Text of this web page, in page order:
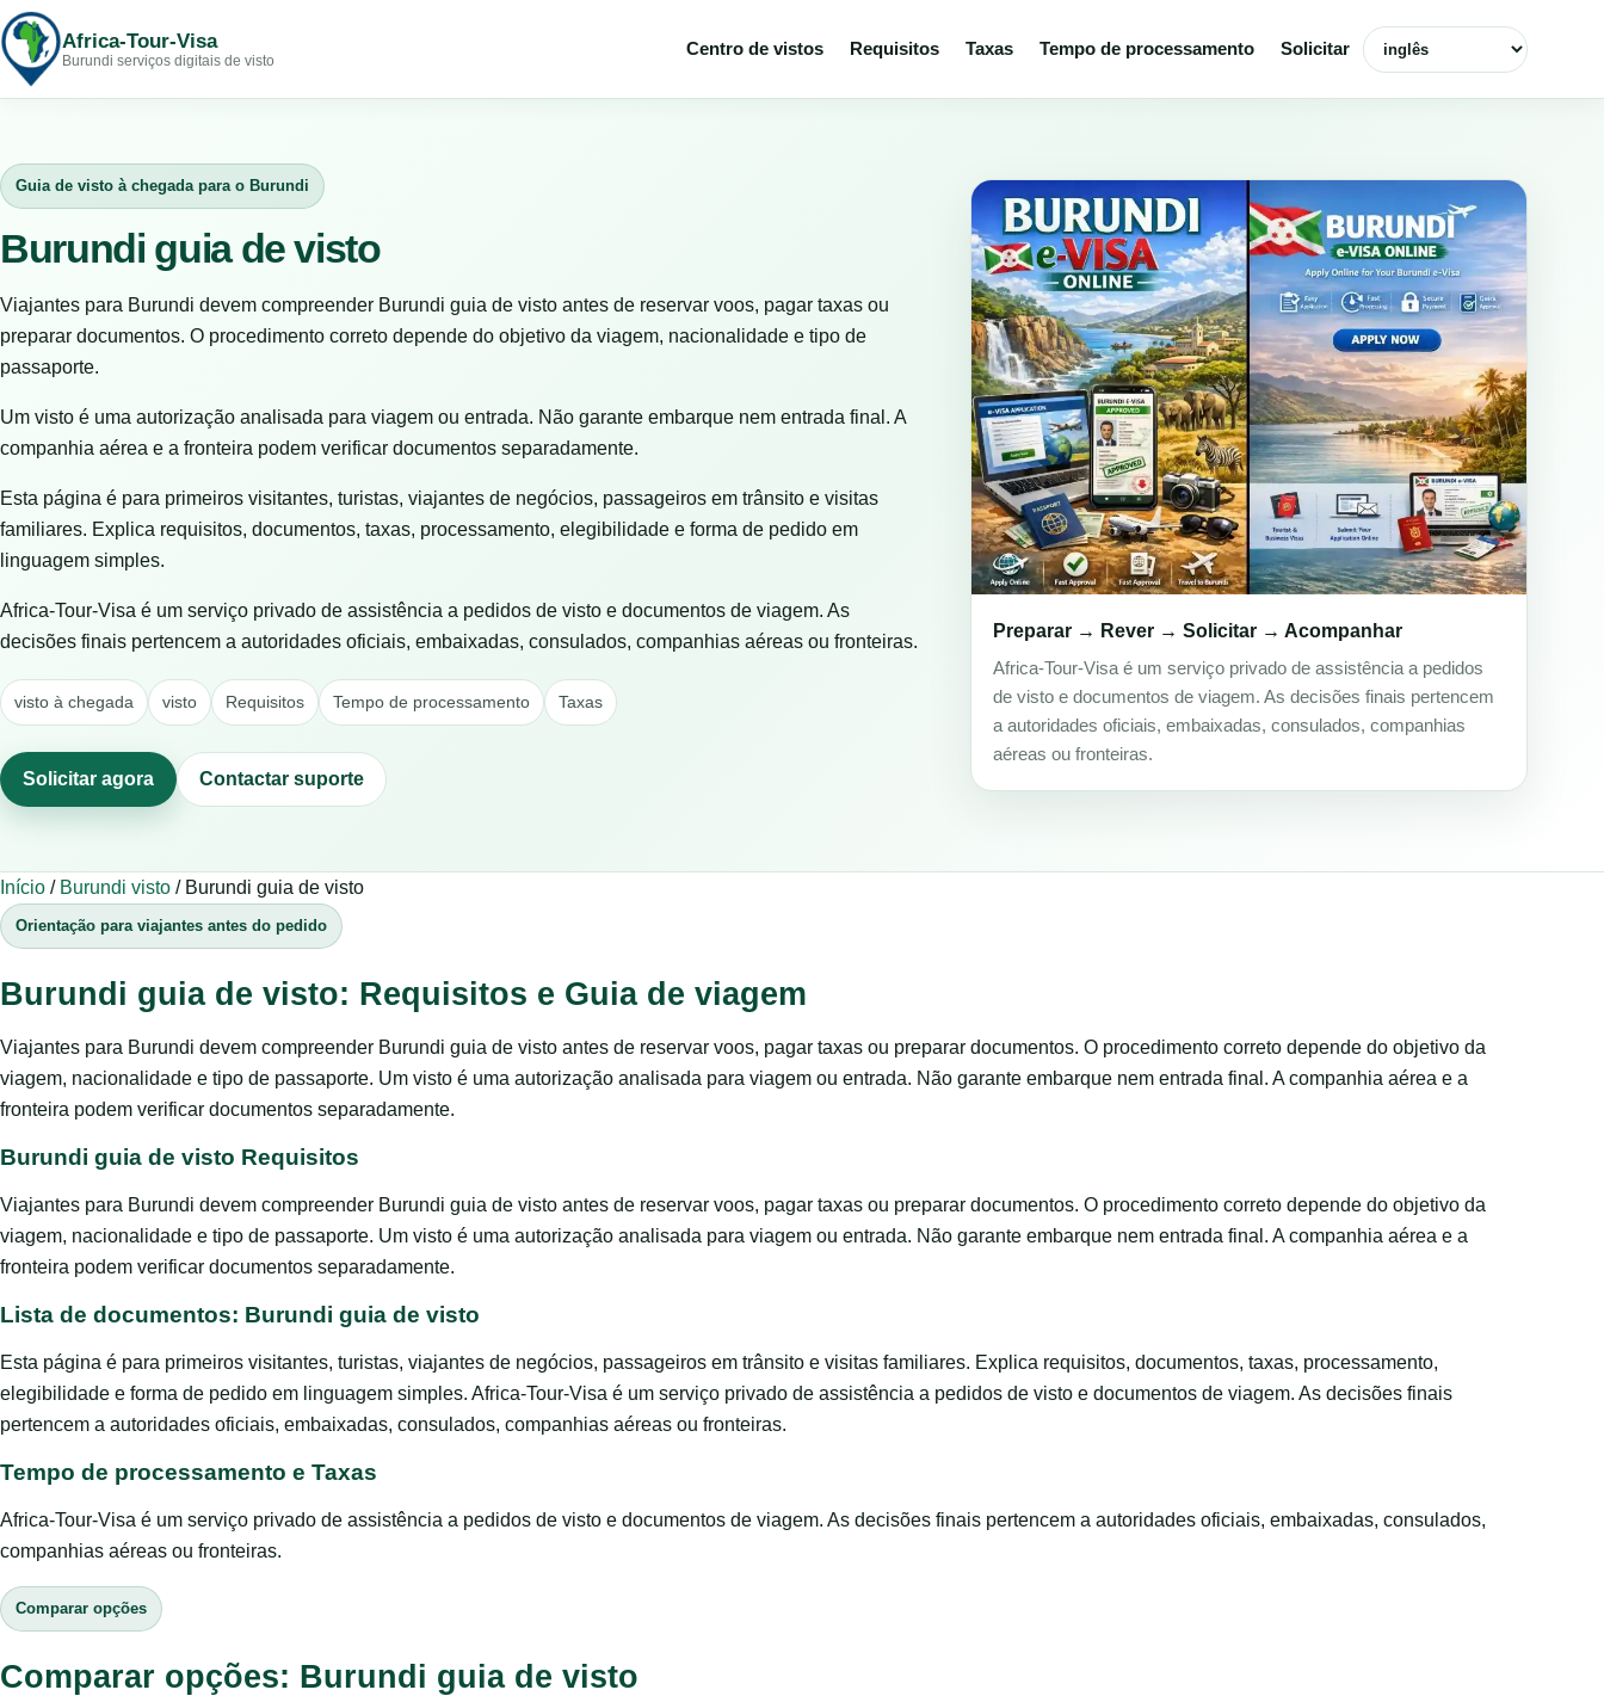
Africa-Tour-Visa
Burundi serviços digitais de visto
Centro de vistos Requisitos Taxas Tempo de processamento Solicitar Selecionar idioma
Guia de visto à chegada para o Burundi
Burundi guia de visto
Viajantes para Burundi devem compreender Burundi guia de visto antes de reservar voos, pagar taxas ou
preparar documentos. O procedimento correto depende do objetivo da viagem, nacionalidade e tipo de
passaporte.
Um visto é uma autorização analisada para viagem ou entrada. Não garante embarque nem entrada final. A
companhia aérea e a fronteira podem verificar documentos separadamente.
Esta página é para primeiros visitantes, turistas, viajantes de negócios, passageiros em trânsito e visitas
familiares. Explica requisitos, documentos, taxas, processamento, elegibilidade e forma de pedido em
linguagem simples.
Africa-Tour-Visa é um serviço privado de assistência a pedidos de visto e documentos de viagem. As
decisões finais pertencem a autoridades oficiais, embaixadas, consulados, companhias aéreas ou fronteiras.
visto à chegada visto Requisitos Tempo de processamento Taxas
Solicitar agora Contactar suporte
Preparar → Rever → Solicitar → Acompanhar
Africa-Tour-Visa é um serviço privado de assistência a pedidos
de visto e documentos de viagem. As decisões finais pertencem
a autoridades oficiais, embaixadas, consulados, companhias
aéreas ou fronteiras.
Início / Burundi visto / Burundi guia de visto
Orientação para viajantes antes do pedido
Burundi guia de visto: Requisitos e Guia de viagem
Viajantes para Burundi devem compreender Burundi guia de visto antes de reservar voos, pagar taxas ou preparar documentos. O procedimento correto depende do objetivo da
viagem, nacionalidade e tipo de passaporte. Um visto é uma autorização analisada para viagem ou entrada. Não garante embarque nem entrada final. A companhia aérea e a
fronteira podem verificar documentos separadamente.
Burundi guia de visto Requisitos
Viajantes para Burundi devem compreender Burundi guia de visto antes de reservar voos, pagar taxas ou preparar documentos. O procedimento correto depende do objetivo da
viagem, nacionalidade e tipo de passaporte. Um visto é uma autorização analisada para viagem ou entrada. Não garante embarque nem entrada final. A companhia aérea e a
fronteira podem verificar documentos separadamente.
Lista de documentos: Burundi guia de visto
Esta página é para primeiros visitantes, turistas, viajantes de negócios, passageiros em trânsito e visitas familiares. Explica requisitos, documentos, taxas, processamento,
elegibilidade e forma de pedido em linguagem simples. Africa-Tour-Visa é um serviço privado de assistência a pedidos de visto e documentos de viagem. As decisões finais
pertencem a autoridades oficiais, embaixadas, consulados, companhias aéreas ou fronteiras.
Tempo de processamento e Taxas
Africa-Tour-Visa é um serviço privado de assistência a pedidos de visto e documentos de viagem. As decisões finais pertencem a autoridades oficiais, embaixadas, consulados,
companhias aéreas ou fronteiras.
Comparar opções
Comparar opções: Burundi guia de visto